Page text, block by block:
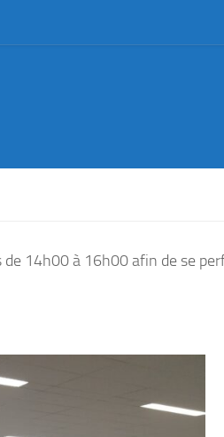
de 14h00 à 16h00 afin de se